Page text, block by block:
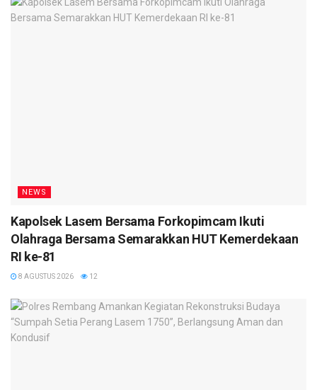
NEWS
Kapolsek Lasem Bersama Forkopimcam Ikuti
Olahraga Bersama Semarakkan HUT Kemerdekaan
RI ke-81
8 AGUSTUS 2026 12